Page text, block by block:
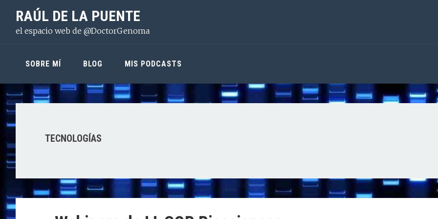
principal
contenido
lateral
RAÚL DE LA PUENTE
el espacio web de @DoctorGenoma
SOBRE MÍ BLOG MIS PODCASTS
TECNOLOGÍAS